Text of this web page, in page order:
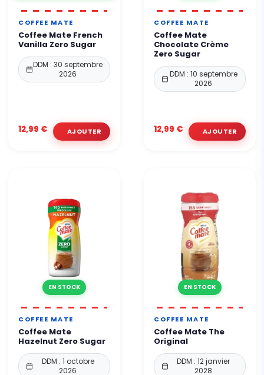
COFFEE MATE
Coffee Mate French
Vanilla Zero Sugar
DDM : 30 septembre
2026
12,99 €
COFFEE MATE
Coffee Mate
Chocolate Crème
Zero Sugar
DDM : 10 septembre
2026
12,99 €
EN STOCK
COFFEE MATE
Coffee Mate
Hazelnut Zero Sugar
DDM : 1 octobre
2026
EN STOCK
COFFEE MATE
Coffee Mate The
Original
DDM : 12 janvier
2028